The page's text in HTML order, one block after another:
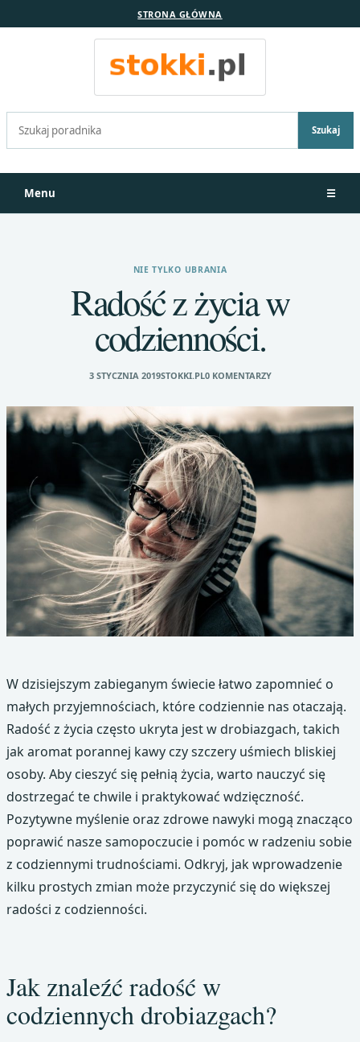
STRONA GŁÓWNA
Szukaj:
Szukaj
Menu ☰
NIE TYLKO UBRANIA
Radość z życia w
codzienności.
3 STYCZNIA 2019STOKKI.PL0 KOMENTARZY
W dzisiejszym zabieganym świecie łatwo zapomnieć o
małych przyjemnościach, które codziennie nas otaczają.
Radość z życia często ukryta jest w drobiazgach, takich
jak aromat porannej kawy czy szczery uśmiech bliskiej
osoby. Aby cieszyć się pełnią życia, warto nauczyć się
dostrzegać te chwile i praktykować wdzięczność.
Pozytywne myślenie oraz zdrowe nawyki mogą znacząco
poprawić nasze samopoczucie i pomóc w radzeniu sobie
z codziennymi trudnościami. Odkryj, jak wprowadzenie
kilku prostych zmian może przyczynić się do większej
radości z codzienności.
Jak znaleźć radość w
codziennych drobiazgach?